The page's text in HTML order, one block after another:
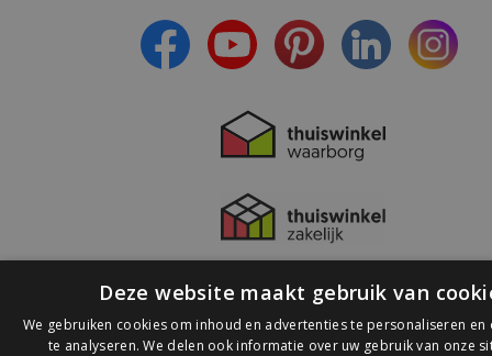
Deze website maakt gebruik van
We gebruiken cookies om inhoud en advertenties te personaliseren en
te analyseren. We delen ook informatie over uw gebruik van onze